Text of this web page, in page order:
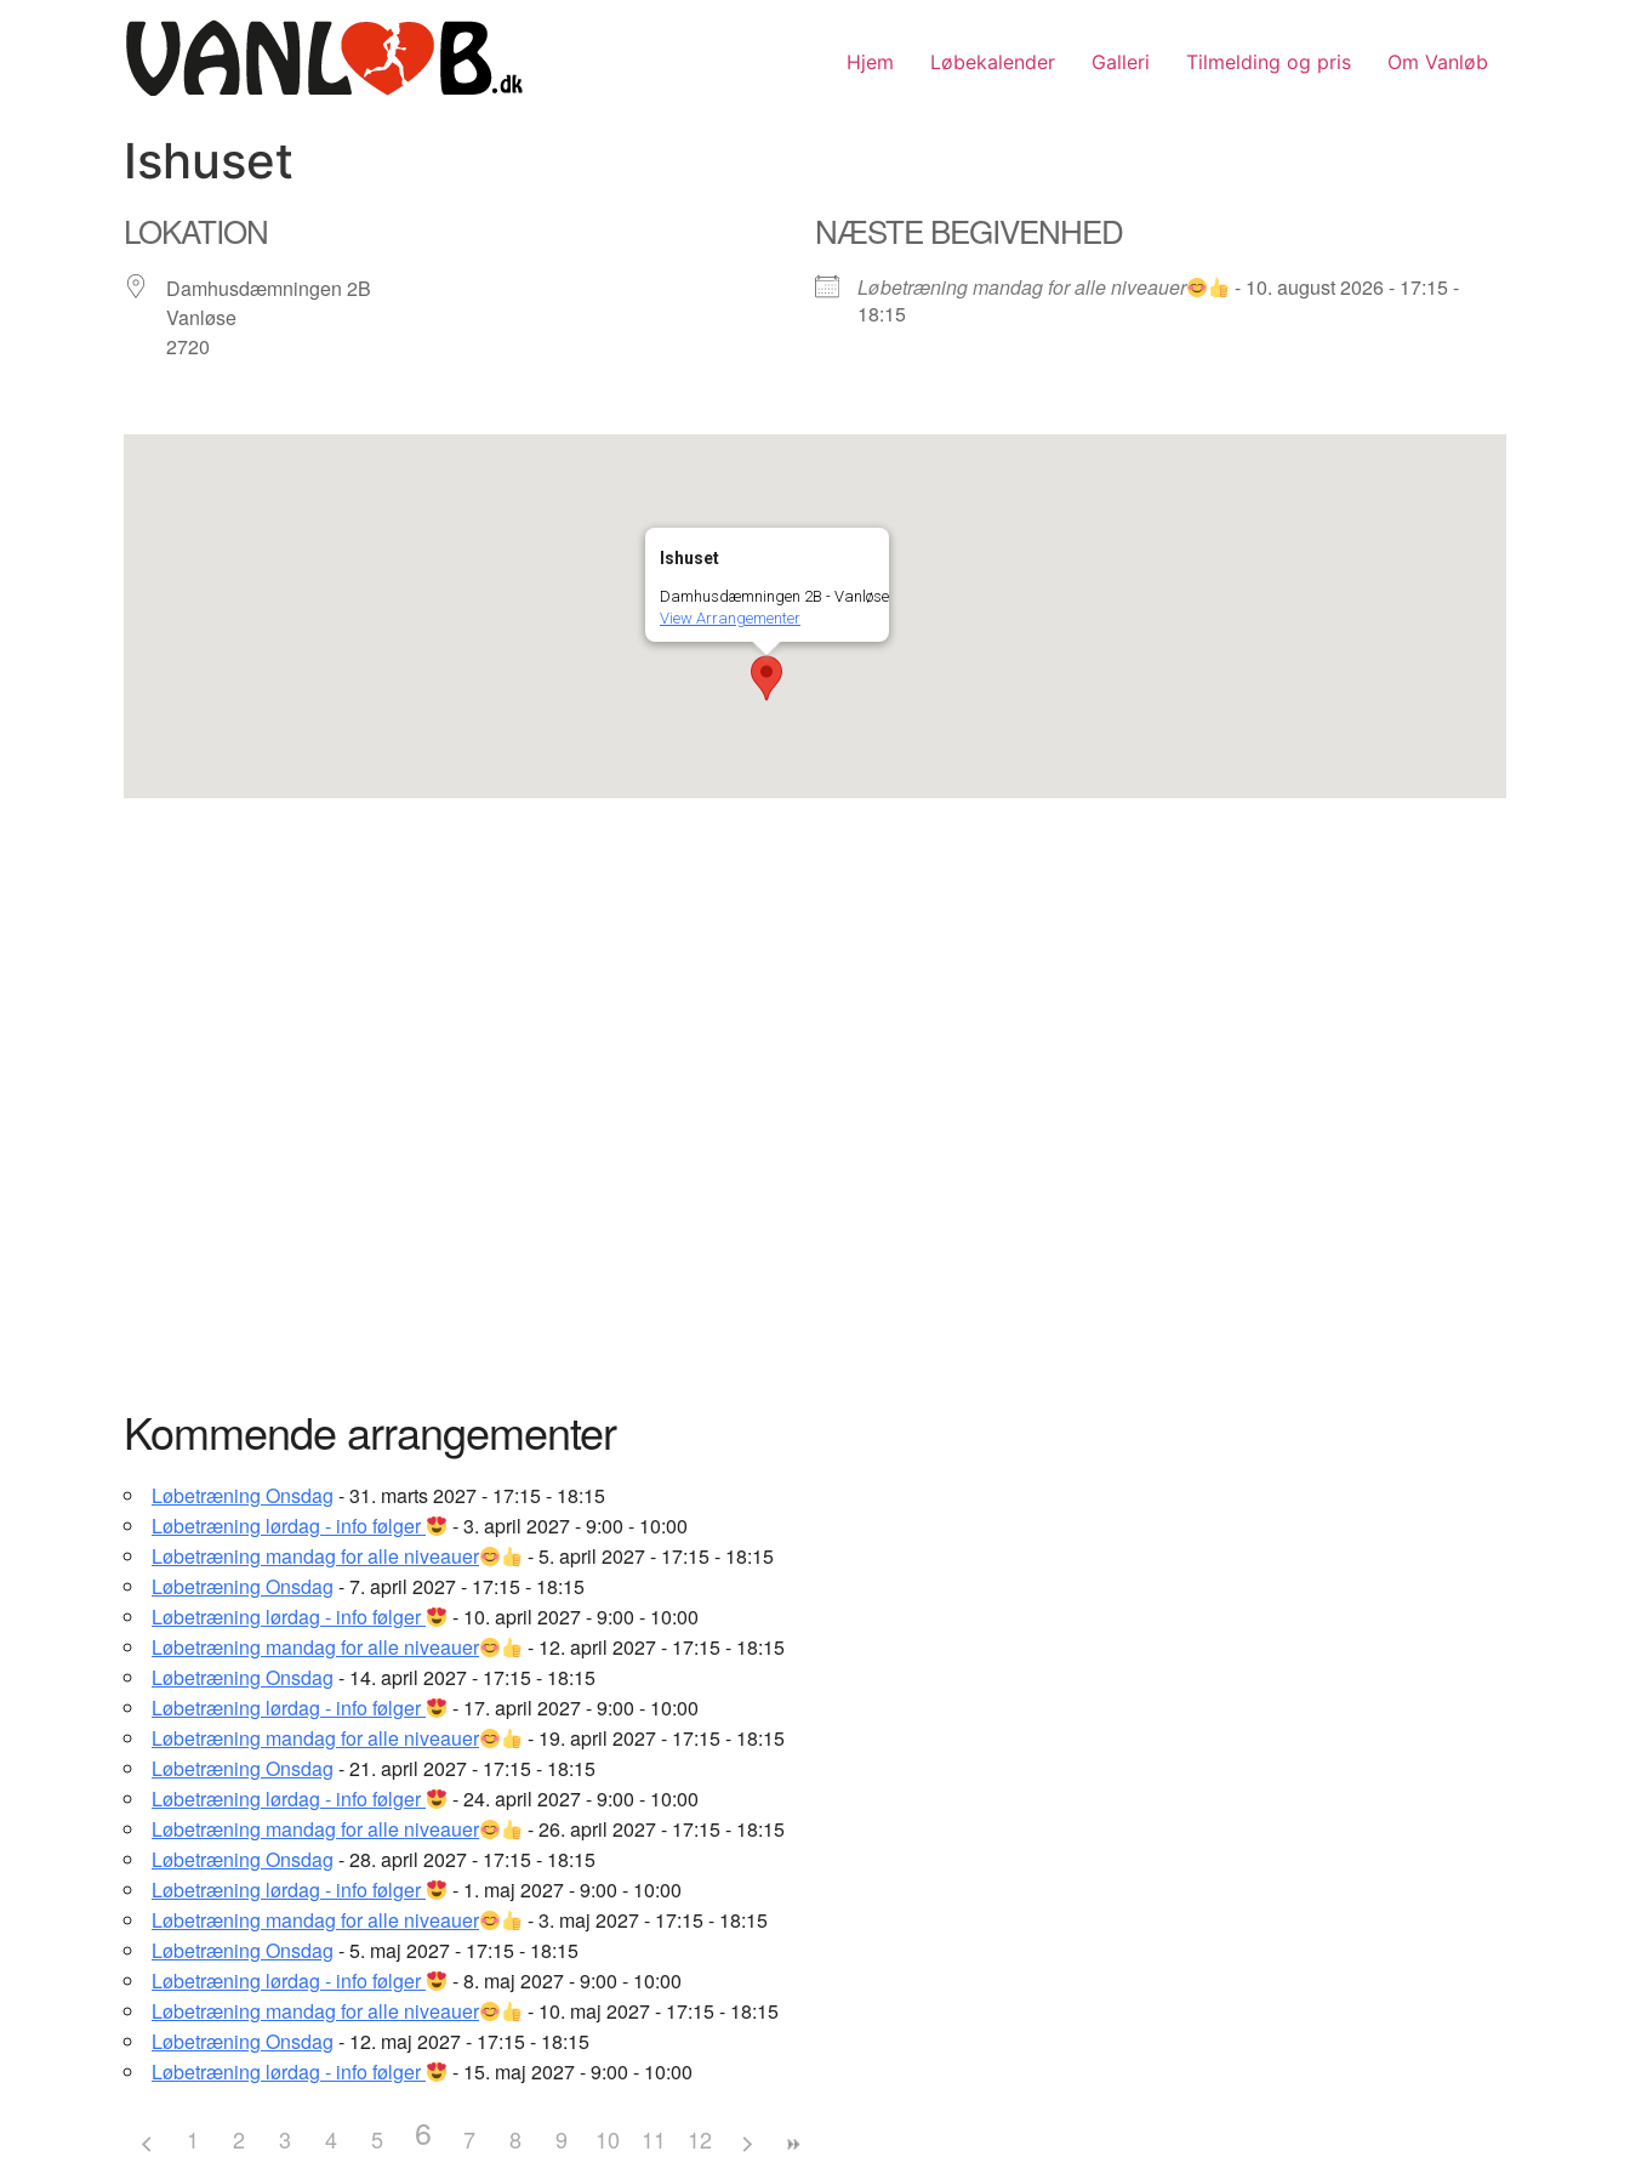
Hjem Løbekalender Galleri Tilmelding og pris Om Vanløb
Ishuset
LOKATION
Damhusdæmningen 2B
Vanløse
2720
NÆSTE BEGIVENHED
Løbetræning mandag for alle niveauer
- 10. august 2026 - 17:15 -
18:15
Ishuset
Damhusdæmningen 2B - Vanløse
View Arrangementer
Kommende arrangementer
Løbetræning Onsdag - 31. marts 2027 - 17:15 - 18:15
Løbetræning lørdag - info følger
- 3. april 2027 - 9:00 - 10:00
Løbetræning mandag for alle niveauer
- 5. april 2027 - 17:15 - 18:15
Løbetræning Onsdag - 7. april 2027 - 17:15 - 18:15
Løbetræning lørdag - info følger
- 10. april 2027 - 9:00 - 10:00
Løbetræning mandag for alle niveauer
- 12. april 2027 - 17:15 - 18:15
Løbetræning Onsdag - 14. april 2027 - 17:15 - 18:15
Løbetræning lørdag - info følger
- 17. april 2027 - 9:00 - 10:00
Løbetræning mandag for alle niveauer
- 19. april 2027 - 17:15 - 18:15
Løbetræning Onsdag - 21. april 2027 - 17:15 - 18:15
Løbetræning lørdag - info følger
- 24. april 2027 - 9:00 - 10:00
Løbetræning mandag for alle niveauer
- 26. april 2027 - 17:15 - 18:15
Løbetræning Onsdag - 28. april 2027 - 17:15 - 18:15
Løbetræning lørdag - info følger
- 1. maj 2027 - 9:00 - 10:00
Løbetræning mandag for alle niveauer
- 3. maj 2027 - 17:15 - 18:15
Løbetræning Onsdag - 5. maj 2027 - 17:15 - 18:15
Løbetræning lørdag - info følger
- 8. maj 2027 - 9:00 - 10:00
Løbetræning mandag for alle niveauer
- 10. maj 2027 - 17:15 - 18:15
Løbetræning Onsdag - 12. maj 2027 - 17:15 - 18:15
Løbetræning lørdag - info følger
- 15. maj 2027 - 9:00 - 10:00
1 2 3 4 5 6 7 8 9 10 11 12